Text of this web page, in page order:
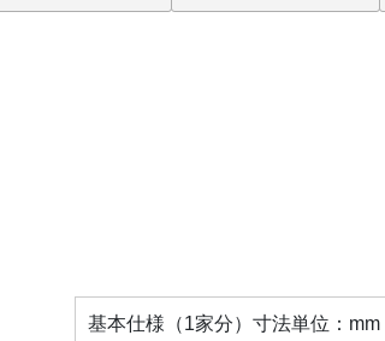
基本仕様（1家分）寸法単位：